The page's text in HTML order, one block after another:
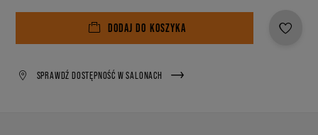
DODAJ DO KOSZYKA
SPRAWDŹ DOSTĘPNOŚĆ W SALONACH